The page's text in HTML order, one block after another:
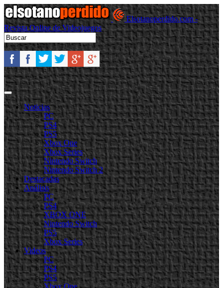
Elsotanoperdido.com -
Revista Online de Videojuegos
Noticias
PC
PS4
PS5
Xbox One
Xbox Series
Nintendo Switch
Nintendo Switch 2
Destacadas
Análisis
PC
PS4
XBOX ONE
Nintendo Switch
PS5
Xbox Series
Videos
PC
PS4
PS5
Xbox One